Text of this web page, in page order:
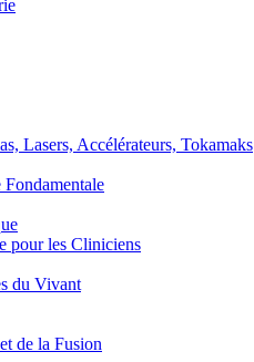
Lasers, Accélérateurs, Tokamaks
les Cliniciens
du Vivant
de la Fusion